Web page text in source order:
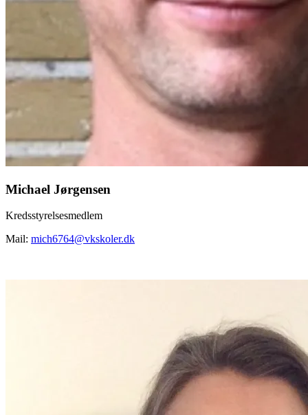
Michael Jørgensen
Kredsstyrelsesmedlem
Mail: mich6764@vkskoler.dk